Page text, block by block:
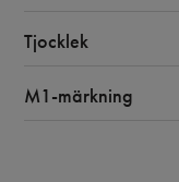
Tjocklek
M1-märkning